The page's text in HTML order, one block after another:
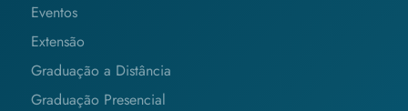
Eventos
Extensão
Graduação a Distância
Graduação Presencial